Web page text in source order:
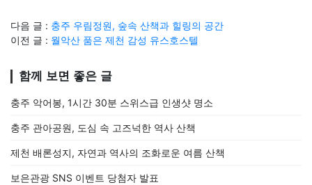
다음 글 : 충주 우림정원, 숲속 산책과 힐링의 공간
이전 글 : 월악산 품은 제천 감성 유스호스텔
함께 보면 좋은 글
충주 악어봉, 1시간 30분 스위스급 인생샷 명소
충주 관아공원, 도심 속 고즈넉한 역사 산책
제천 배론성지, 자연과 역사의 조화로운 여름 산책
보은관광 SNS 이벤트 당첨자 발표